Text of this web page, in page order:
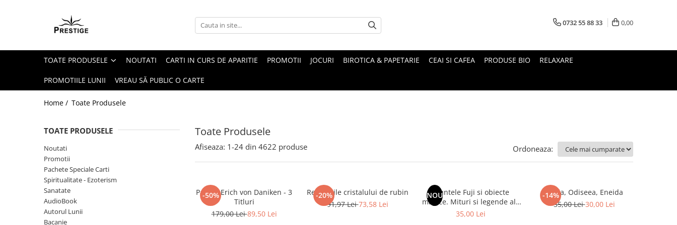
Toate Produsele
Pachete Speciale Carti
Spiritualitate - Ezoterism
AngelConnection
Chiromantie
Dezvoltare Spirituala
KidConnection
Minte Corp
New Illuminati Files
0732 55 88 33 0,00
TOATE PRODUSELE NOUTATI CARTI IN CURS DE APARITIE PROMOTII JOCURI BIROTICA & PAPETARIE CEAI SI CAFEA PRODUSE BIO RELAXARE
PROMOTIILE LUNII VREAU SĂ PUBLIC O CARTE
Home / Toate Produsele
Toate Produsele
TOATE PRODUSELE
Noutati
Promotii
Pachete Speciale Carti
Spiritualitate - Ezoterism
Sanatate
AudioBook
Autorul Lunii
Bacanie
Afiseaza: 1-24 din 4622 produse Ordoneaza:
-50%
Pachet Erich von Daniken - 3
Titluri
179,00 Lei89,50 Lei
-20%
Revelatiile cristalului de rubin
91,97 Lei73,58 Lei
NOU
Muntele Fuji si obiecte
magice. Mituri si legende ale
Japoniei
35,00 Lei
-14%
Iliada, Odiseea, Eneida
35,00 Lei30,00 Lei